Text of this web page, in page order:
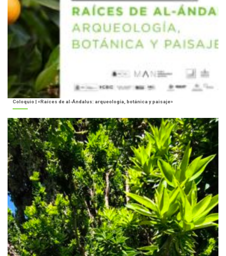
Coloquio | «Raíces de al-Ándalus: arqueología, botánica y paisaje»